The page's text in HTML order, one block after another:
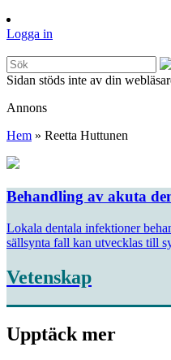
Logga in
Sidan stöds inte av din
Annons
Hem » Reetta Huttunen
Behandling av akuta
Lokala dentala infektioner
sällsynta fall kan utvecklas till
Vetenskap
Upptäck mer